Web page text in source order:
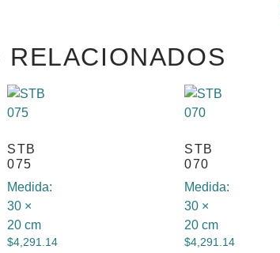
RELACIONADOS
STB
075
Medida:
30 ×
20 cm
$4,291.14
STB
070
Medida:
30 ×
20 cm
$4,291.14